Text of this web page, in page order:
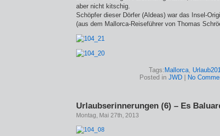
aber nicht kitschig.
Schöpfer dieser Dörfer (Aldeas) war das Insel-
(aus dem Mallorca-Reiseführer von Thomas
Tags: Mallorca,
Posted in JWD No
Urlaubserinnerungen (6) – Es
Montag, Mai 27th, 2013